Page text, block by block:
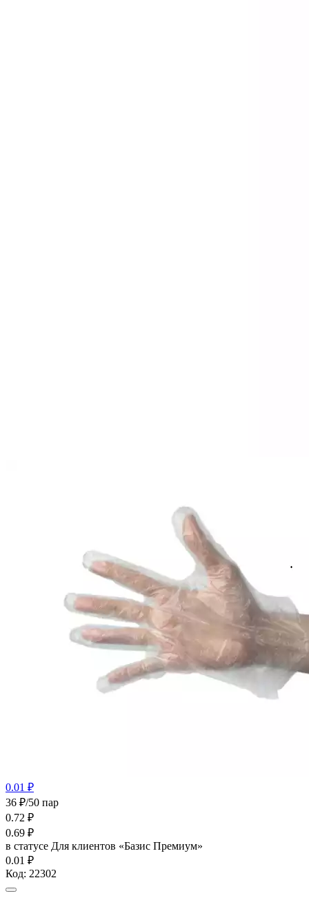
0.01 ₽
36 ₽/50 пар
0.72 ₽
0.69 ₽
в статусе Для клиентов «Базис Премиум»
0.01 ₽
Код: 22302